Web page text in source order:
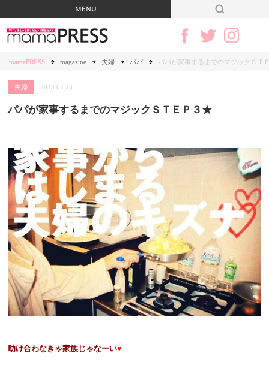
mamaPRESS magazine 夫婦 パパ パパが家事するまでのマジックＳＴ
夫婦 2013.04.23
パパが家事するまでのマジックＳＴＥＰ３★
助け合わなきゃ家族じゃなーい♥